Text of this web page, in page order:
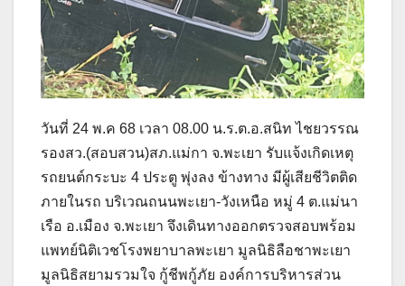
วันที่ 24 พ.ค 68 เวลา 08.00 น.ร.ต.อ.สนิท ไชยวรรณ
รองสว.(สอบสวน)สภ.แม่กา จ.พะเยา รับแจ้งเกิดเหตุ
รถยนต์กระบะ 4 ประตู พุ่งลง ข้างทาง มีผู้เสียชีวิตติด
ภายในรถ บริเวณถนนพะเยา-วังเหนือ หมู่ 4 ต.แม่นา
เรือ อ.เมือง จ.พะเยา จึงเดินทางออกตรวจสอบพร้อม
แพทย์นิติเวชโรงพยาบาลพะเยา มูลนิธิลือชาพะเยา
มูลนิธิสยามรวมใจ กู้ชีพกู้ภัย องค์การบริหารส่วน